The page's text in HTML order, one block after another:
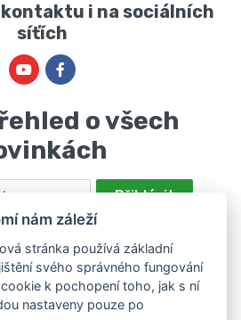
kontaktu i na sociálních
síťích
o všech
Přihlásit
osobních údajů za účelem
nabídek společností Marie
se sídlem Bánov 697. Máte právo svůj
vzásadách zpracování osobních
údajů.
nám záleží
stránka používá základní
svého správného fungování
k pochopení toho, jak s ní
nastaveny pouze po